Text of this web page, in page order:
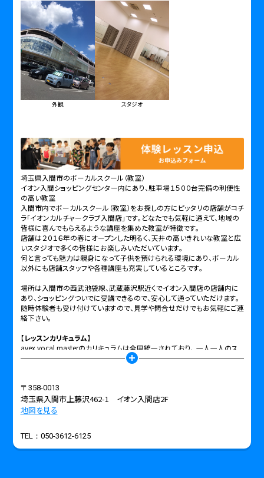
外観 スタジオ
埼玉県入間市のボーカルスクール（教室）
イオン入間ショッピングセンター内にあり、駐車場１５００台完備の利便性
の高い教室
入間市内でボーカルスクール（教室）をお探しの方にピッタリの店舗がコチ
ラ「イオンカルチャークラブ入間店」です。どなたでも気軽に通えて、地域の
皆様に喜んでもらえるような講座を集めた教室が特徴です。
店舗は２０１６年の春にオープンした明るく、天井の高いきれいな教室と広
いスタジオで多くの皆様にお楽しみいただいています。
何と言っても魅力は親身になって子供を預けられる環境にあり、ボーカル
以外にも店舗スタッフや各種講座も充実しているところです。
場所は入間市の西武池袋線、武蔵藤沢駅近くでイオン入間店の店舗内に
あり、ショッピングついでに受講できるので、安心して通っていただけます。
随時体験者も受け付けていますので、見学や問合せだけでもお気軽にご連
絡下さい。
【レッスンカリキュラム】
avex vocal masterのカリキュラムは全国統一されており、 一人一人のス
キルに合わせた的確な指導を行っています。
【エンタメ情報配信サービス】
エイベックス独自の情報ポータルサイト「avex proworks」というエンタメ
情報（オーディション情報やエンタメのお仕事情報）の提供、行動支援サー
埼玉県入間市 でボーカルレッスンを始めるなら「イオンカルチャークラブ
add_circle
〒358-0013
埼玉県入間市上藤沢462-1 イオン入間店2F
地図を見る
TEL： 050-3612-6125